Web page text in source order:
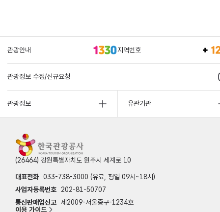
관광안내 지역번호
관광정보 수정/신규요청
관광정보 유관기관
(26464) 강원특별자치도 원주시 세계로 10
대표전화 033-738-3000 (유료, 평일 09시~18시)
사업자등록번호
202-81-50707
통신판매업신고 제2009-서울중구-1234호
이용 가이드